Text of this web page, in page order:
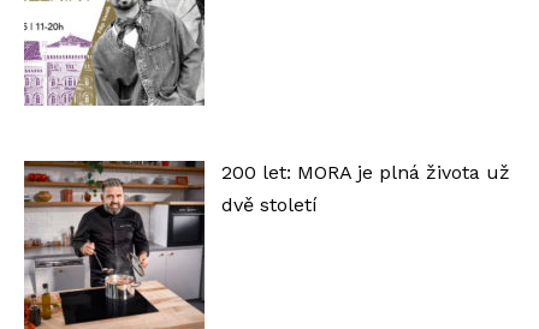
200 let: MORA je plná života už
dvě století